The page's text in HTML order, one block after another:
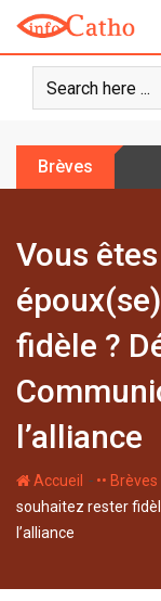
o
Brèves
Vous
fidèle ?
l’alliance
Accueil - •• Brèves
souhaitez rester
l’alliance